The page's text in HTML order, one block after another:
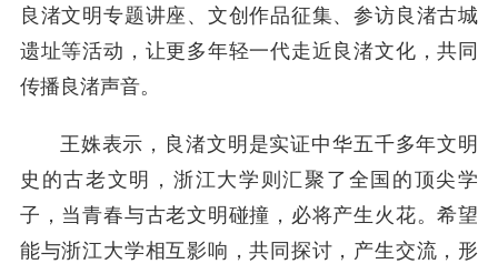
良渚文明专题讲座、文创作品征集、参访良渚古城
遗址等活动，让更多年轻一代走近良渚文化，共同
传播良渚声音。
王姝表示，良渚文明是实证中华五千多年文明
史的古老文明，浙江大学则汇聚了全国的顶尖学
子，当青春与古老文明碰撞，必将产生火花。希望
能与浙江大学相互影响，共同探讨，产生交流，形